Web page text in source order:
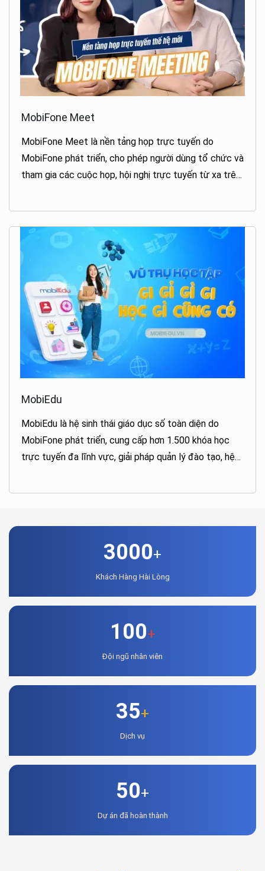
MobiFone Meet
MobiFone Meet là nền tảng họp trực tuyến do
MobiFone phát triển, cho phép người dùng tổ chức và
tham gia các cuộc họp, hội nghị trực tuyến từ xa trên
MobiEdu
MobiEdu là hệ sinh thái giáo dục số toàn diện do
MobiFone phát triển, cung cấp hơn 1.500 khóa học
trực tuyến đa lĩnh vực, giải pháp quản lý đào tạo, hệ
3000+
Khách Hàng Hài Lòng
100+
Đội ngũ nhân viên
35+
Dịch vụ
50+
Dự án đã hoàn thành